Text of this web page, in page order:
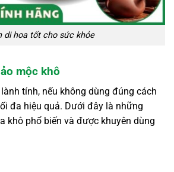
di hoa tốt cho sức khỏe
mộc khô
tính, nếu không dùng đúng cách
đa hiệu quả. Dưới đây là những
khô phổ biến và được khuyên dùng